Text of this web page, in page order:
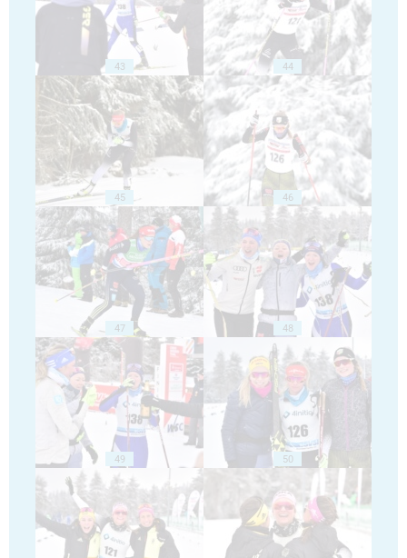
43 44
45 46
47 48
49 50